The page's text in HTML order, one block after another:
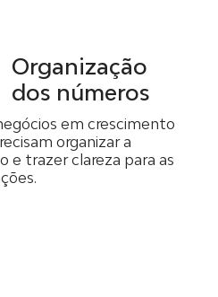
Organização
dos números
em crescimento
organizar a
e trazer clareza para as